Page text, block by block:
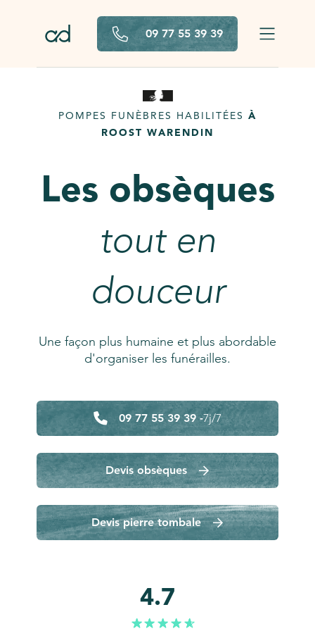
09 77 55 39 39
POMPES FUNÈBRES HABILITÉES À
ROOST WARENDIN
Les obsèques
tout en
douceur
Une façon plus humaine et plus abordable
d'organiser les funérailles.
09 77 55 39 39 -7j/7
Devis obsèques
Devis pierre tombale
4.7